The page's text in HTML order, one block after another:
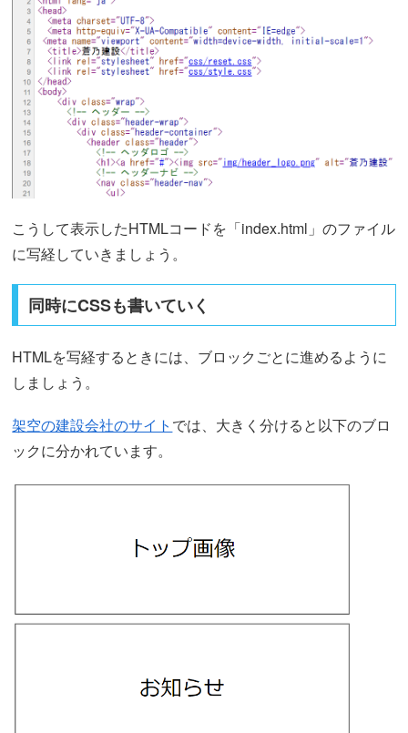
こうして表示したHTMLコードを「index.html」のファイル
に写経していきましょう。
同時にCSSも書いていく
HTMLを写経するときには、ブロックごとに進めるように
しましょう。
架空の建設会社のサイト では、大きく分けると以下のブロ
ックに分かれています。